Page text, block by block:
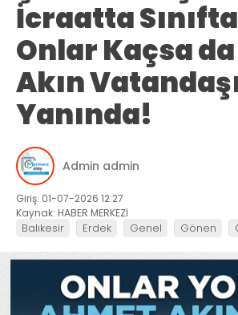
İcraatta
Onlar Kaçsa
Akın
Yanında!
Admin admin
Giriş: 01-07-2026 12:27
Kaynak: HABER MERKEZİ
Balıkesir Erdek Genel Gönen